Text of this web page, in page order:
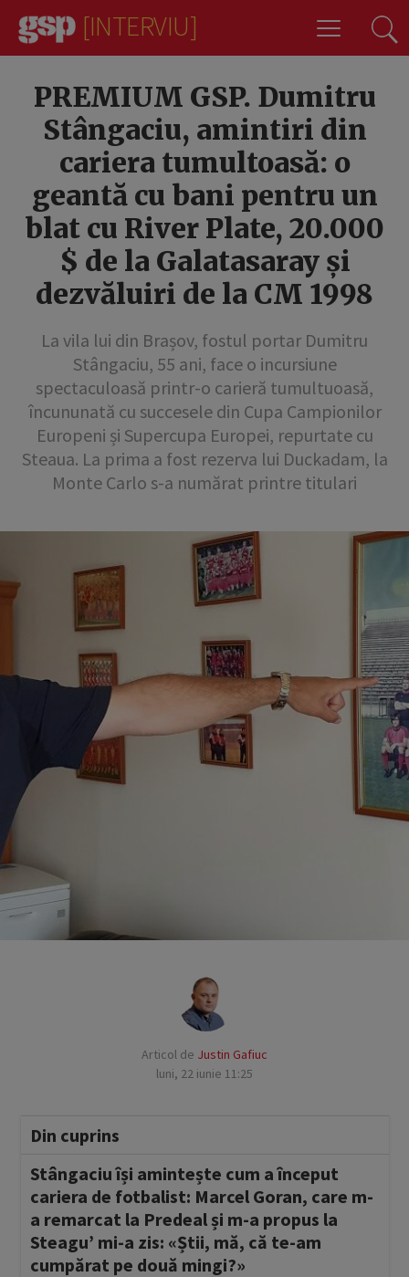
[INTERVIU]
PREMIUM GSP. Dumitru
Stângaciu, amintiri din
cariera tumultoasă: o
geantă cu bani pentru un
blat cu River Plate, 20.000
$ de la Galatasaray și
dezvăluiri de la CM 1998
La vila lui din Brașov, fostul portar Dumitru
Stângaciu, 55 ani, face o incursiune
spectaculoasă printr-o carieră tumultuoasă,
încununată cu succesele din Cupa Campionilor
Europeni și Supercupa Europei, repurtate cu
Steaua. La prima a fost rezerva lui Duckadam, la
Monte Carlo s-a numărat printre titulari
Articol de Justin Gafiuc
luni, 22 iunie 11:25
Din cuprins
Stângaciu își amintește cum a început
cariera de fotbalist: Marcel Goran, care m-
a remarcat la Predeal și m-a propus la
Steagu’ mi-a zis: «Știi, mă, că te-am
cumpărat pe două mingi?»